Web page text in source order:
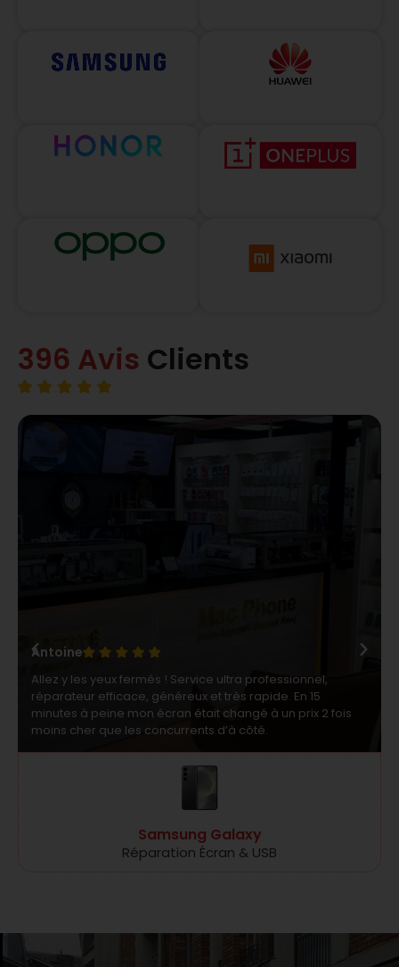
396 Avis Clients
Antoine
Allez y les yeux fermés ! Service ultra professionnel,
réparateur efficace, généreux et très rapide. En 15
minutes à peine mon écran était changé à un prix 2 fois
moins cher que les concurrents d’à côté.
Samsung Galaxy
Réparation Écran & USB